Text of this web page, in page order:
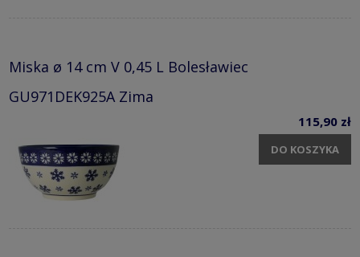
Miska ø 14 cm V 0,45 L Bolesławiec
GU971DEK925A Zima
115,90 zł
DO KOSZYKA